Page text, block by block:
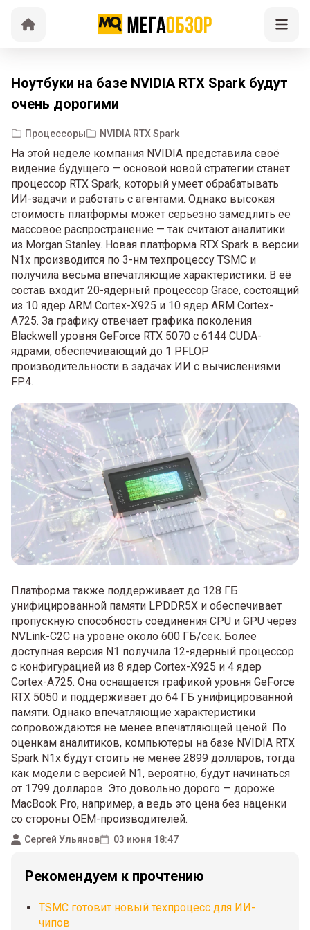
Ноутбуки на базе NVIDIA RTX Spark будут
очень дорогими
Процессоры NVIDIA RTX Spark
На этой неделе компания NVIDIA представила своё
видение будущего — основой новой стратегии станет
процессор RTX Spark, который умеет обрабатывать
ИИ-задачи и работать с агентами. Однако высокая
стоимость платформы может серьёзно замедлить её
массовое распространение — так считают аналитики
из Morgan Stanley. Новая платформа RTX Spark в версии
N1x производится по 3-нм техпроцессу TSMC и
получила весьма впечатляющие характеристики. В её
состав входит 20-ядерный процессор Grace, состоящий
из 10 ядер ARM Cortex-X925 и 10 ядер ARM Cortex-
A725. За графику отвечает графика поколения
Blackwell уровня GeForce RTX 5070 с 6144 CUDA-
ядрами, обеспечивающий до 1 PFLOP
производительности в задачах ИИ с вычислениями
FP4.
Платформа также поддерживает до 128 ГБ
унифицированной памяти LPDDR5X и обеспечивает
пропускную способность соединения CPU и GPU через
NVLink-C2C на уровне около 600 ГБ/сек. Более
доступная версия N1 получила 12-ядерный процессор
с конфигурацией из 8 ядер Cortex-X925 и 4 ядер
Cortex-A725. Она оснащается графикой уровня GeForce
RTX 5050 и поддерживает до 64 ГБ унифицированной
памяти. Однако впечатляющие характеристики
сопровождаются не менее впечатляющей ценой. По
оценкам аналитиков, компьютеры на базе NVIDIA RTX
Spark N1x будут стоить не менее 2899 долларов, тогда
как модели с версией N1, вероятно, будут начинаться
от 1799 долларов. Это довольно дорого — дороже
MacBook Pro, например, а ведь это цена без наценки
со стороны OEM-производителей.
Сергей Ульянов 03 июня 18:47
Рекомендуем к прочтению
TSMC готовит новый техпроцесс для ИИ-
чипов